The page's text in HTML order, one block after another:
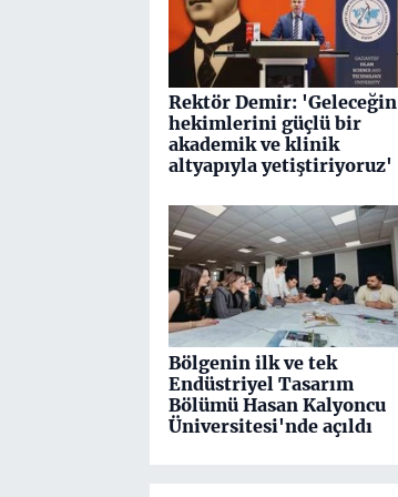
Rektör Demir: 'Geleceğin
hekimlerini güçlü bir
akademik ve klinik
altyapıyla yetiştiriyoruz'
Bölgenin ilk ve tek
Endüstriyel Tasarım
Bölümü Hasan Kalyoncu
Üniversitesi'nde açıldı